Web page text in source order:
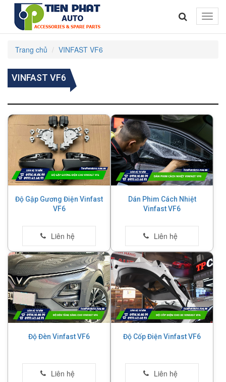
Toggle
Trang chủ VINFAST VF6
VINFAST VF6
Độ Gập Gương Điện Vinfast
VF6
Dán Phim Cách Nhiệt
Vinfast VF6
Độ Đèn Vinfast VF6 Độ Cốp Điện Vinfast VF6